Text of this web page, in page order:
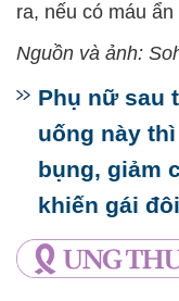
ra, nếu có máu
Nguồn và ảnh:
Phụ nữ sau
uống này
bụng, giảm
khiến gái